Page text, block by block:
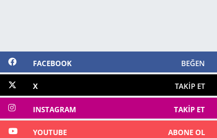
FACEBOOK BEĞEN
X TAKIP ET
INSTAGRAM TAKIP ET
YOUTUBE ABONE OL